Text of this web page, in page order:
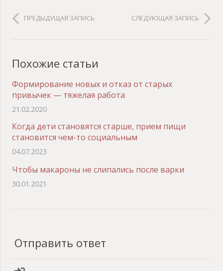
ПРЕДЫДУЩАЯ ЗАПИСЬ СЛЕДУЮЩАЯ ЗАПИСЬ
Похожие статьи
Формирование новых и отказ от старых
привычек — тяжелая работа
21.02.2020
Когда дети становятся старше, прием пищи
становится чем-то социальным
04.07.2023
Чтобы макароны не слипались после варки
30.01.2021
Отправить ответ